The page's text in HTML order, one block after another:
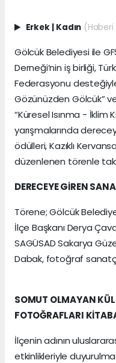
Erkek | Kadın (Haberi
Gölcük Belediyesi ile
Derneği’nin iş birliği,
Federasyonu
Gözünüzden Gölcük”
“Küresel Isınma - İklim
yarışmalarında
ödülleri, Kazıklı
düzenlenen törenle
DERECEYE GİREN
Törene; Gölcük Belediye
İlçe Başkanı Derya
SAGÜSAD Sakarya
Dabak, fotoğraf
SOMUT OLMAYAN
FOTOĞRAFLARI
İlçenin adının
etkinlikleriyle